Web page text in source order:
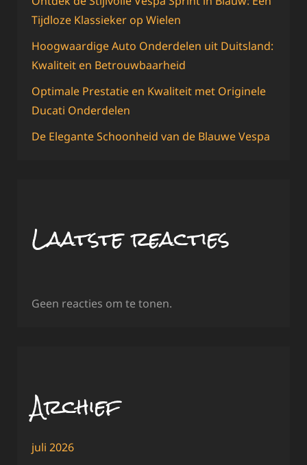
Tijdloze Klassieker op Wielen
Hoogwaardige Auto Onderdelen uit Duitsland:
Kwaliteit en Betrouwbaarheid
Optimale Prestatie en Kwaliteit met Originele
Ducati Onderdelen
De Elegante Schoonheid van de Blauwe Vespa
Laatste reacties
Geen reacties om te tonen.
Archief
juli 2026